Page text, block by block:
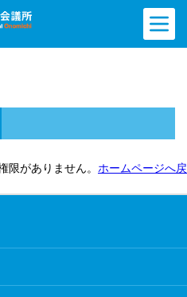
限がありません。 ホームページへ戻